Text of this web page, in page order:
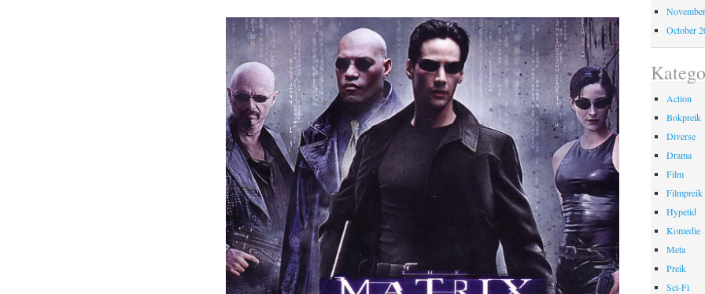
October
Action
Bokpreik
Diverse
Drama
Film
Filmpreik
Hypetid
Komedie
Meta
Preik
Sci-Fi